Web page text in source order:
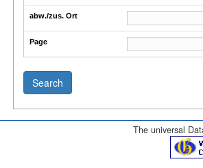
abw./zus. Ort
Page
The universal